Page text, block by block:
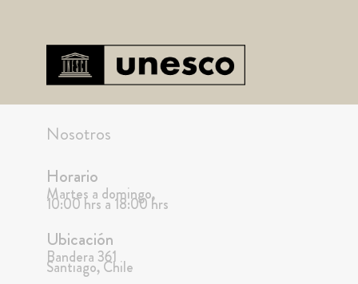
Nosotros
Horario
Martes a domingo,
10:00 hrs a 18:00 hrs
Ubicación
Bandera 361
Santiago, Chile